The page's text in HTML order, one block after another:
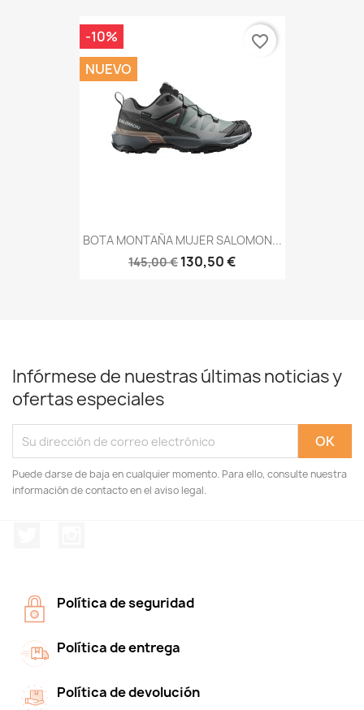
BOTA MONTAÑA MUJER SALOMON...
145,00 € 130,50 €
-10%
NUEVO
favorite_border
Infórmese de nuestras últimas noticias y
ofertas especiales
Puede darse de baja en cualquier momento. Para ello, consulte nuestra
información de contacto en el aviso legal.
Política de seguridad
Política de entrega
Política de devolución